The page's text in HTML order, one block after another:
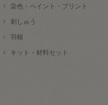
染色・ペイント・プリント
刺しゅう
羽根
キット・材料セット